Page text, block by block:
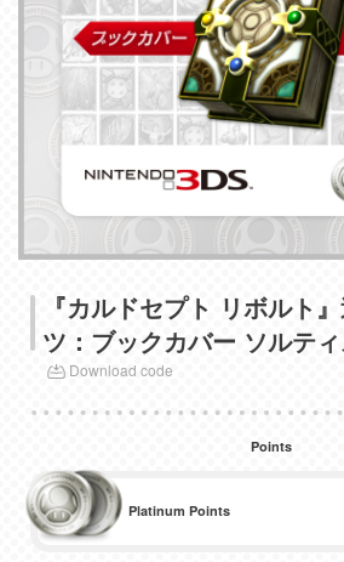
『カルドセプト リボルト
ツ：ブックカバー ソルテ
Download code
Points
Platinum Points